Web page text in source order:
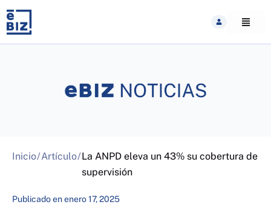
content
Inicio/Artículo/La ANPD eleva un 43% su cobertura de
supervisión
Publicado enenero 17, 2025